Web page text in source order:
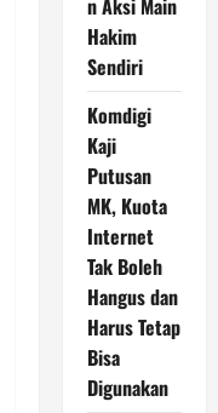
n Aksi Main
Hakim
Sendiri
Komdigi
Kaji
Putusan
MK, Kuota
Internet
Tak Boleh
Hangus dan
Harus Tetap
Bisa
Digunakan